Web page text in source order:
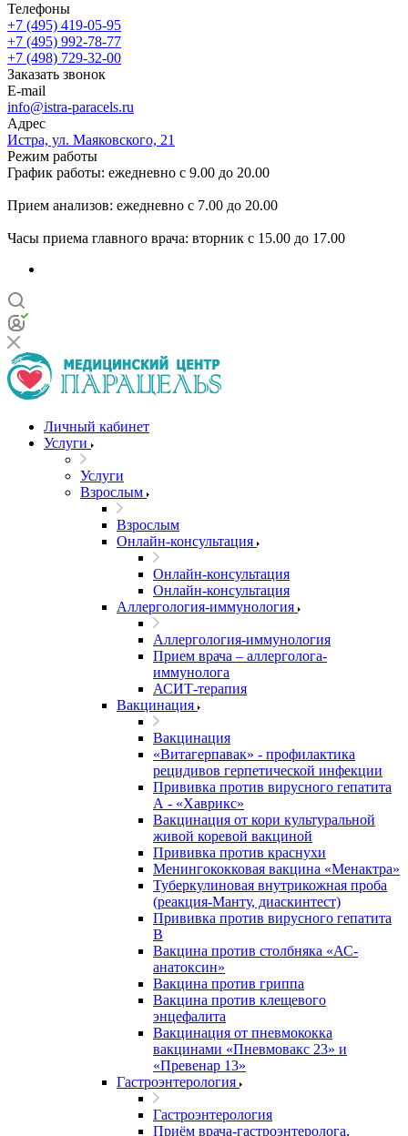
Телефоны
+7 (495) 419-05-95
+7 (495) 992-78-77
+7 (498) 729-32-00
Заказать звонок
E-mail
info@istra-paracels.ru
Адрес
Истра, ул. Маяковского, 21
Режим работы
График работы: ежедневно с 9.00 до 20.00
Прием анализов: ежедневно с 7.00 до 20.00
Часы приема главного врача: вторник с 15.00 до 17.00
Личный кабинет
Услуги
Услуги
Взрослым
Взрослым
Онлайн-консультация
Онлайн-консультация
Онлайн-консультация
Аллергология-иммунология
Аллергология-иммунология
Прием врача – аллерголога-
иммунолога
АСИТ-терапия
Вакцинация
Вакцинация
«Витагерпавак» - профилактика
рецидивов герпетической инфекции
Прививка против вирусного гепатита
А - «Хаврикс»
Вакцинация от кори культуральной
живой коревой вакциной
Прививка против краснухи
Менингококковая вакцина «Менактра»
Туберкулиновая внутрикожная проба
(реакция-Манту, диаскинтест)
Прививка против вирусного гепатита
В
Вакцина против столбняка «АС-
анатоксин»
Вакцина против гриппа
Вакцина против клещевого
энцефалита
Вакцинация от пневмококка
вакцинами «Пневмовакс 23» и
«Превенар 13»
Гастроэнтерология
Гастроэнтерология
Приём врача-гастроэнтеролога,